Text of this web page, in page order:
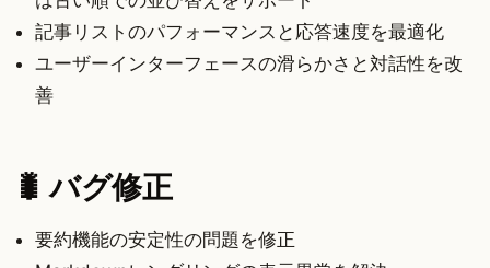
記事リストのパフォーマンスと応答速度を最適化
ユーザーインターフェースの滑らかさと対話性を改
善
🐛 バグ修正
要約機能の安定性の問題を修正